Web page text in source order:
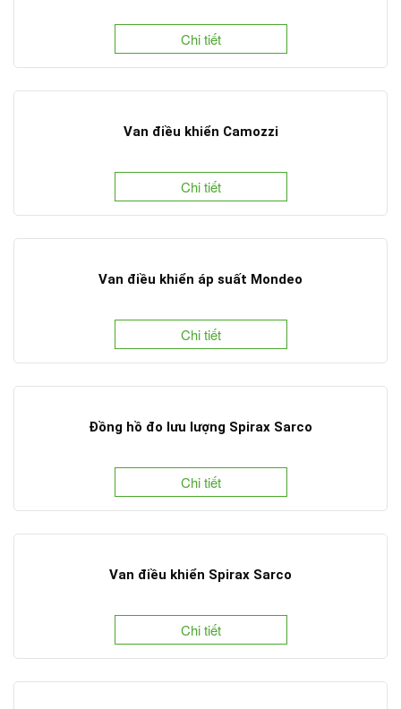
Chi tiết
Van điều khiển Camozzi
Chi tiết
Van điều khiển áp suất Mondeo
Chi tiết
Đồng hồ đo lưu lượng Spirax Sarco
Chi tiết
Van điều khiển Spirax Sarco
Chi tiết